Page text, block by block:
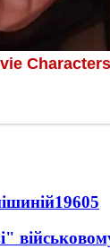
19605